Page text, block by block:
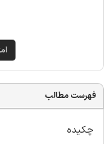
فهرست مطالب
چکیده